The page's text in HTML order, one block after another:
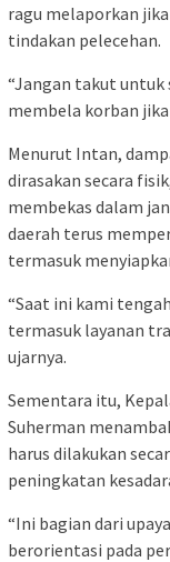
ragu melaporkan
tindakan pelecehan.
“Jangan takut untuk
membela korban
Menurut Intan,
dirasakan secara
membekas dalam
daerah terus
termasuk
“Saat ini kami
termasuk layanan
ujarnya.
Sementara itu,
Suherman
harus dilakukan
peningkatan
“Ini bagian dari
berorientasi pada